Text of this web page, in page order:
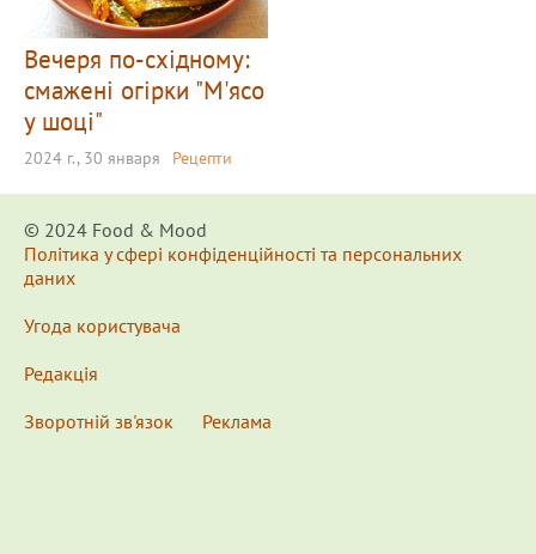
Вечеря по-східному:
смажені огірки "М'ясо
у шоці"
2024 г., 30 января Рецепти
© 2024 Food & Мood
Політика у сфері конфіденційності та персональних
даних
Угода користувача
Редакція
Зворотній зв'язок
Реклама